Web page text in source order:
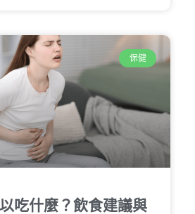
保健
吃什麼？飲食建議與